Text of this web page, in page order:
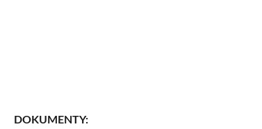
DOKUMENTY: